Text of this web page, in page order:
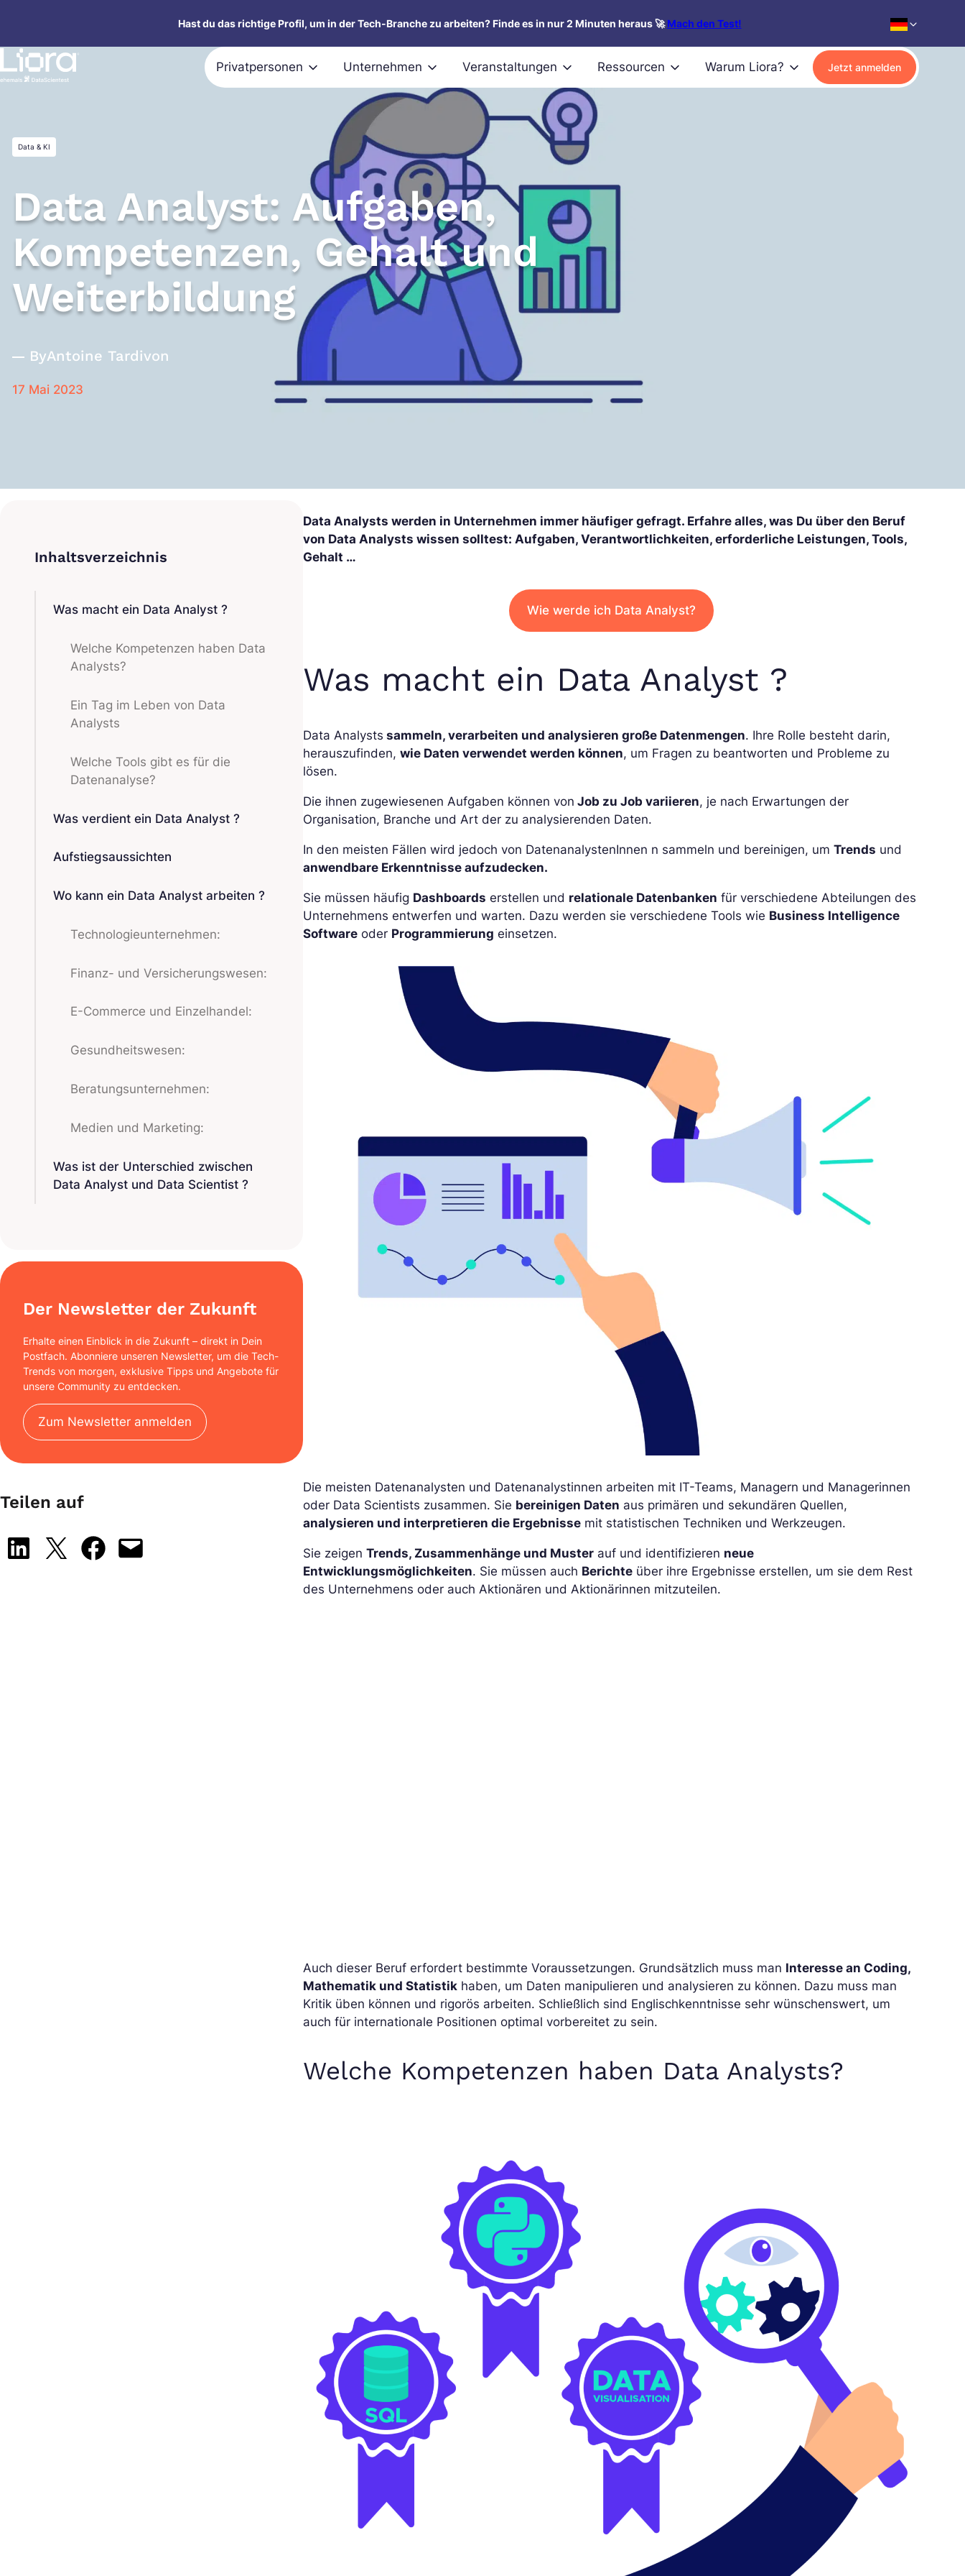
springen
Hast du das richtige Profil, um in der Tech-Branche zu arbeiten? Finde es in nur 2 Minuten heraus 🚀Mach den Test!
Privatpersonen Unternehmen Veranstaltungen Ressourcen Warum Liora? Jetzt anmelden
Data & KI
Data Analyst: Aufgaben,
Kompetenzen, Gehalt und
Weiterbildung
ByAntoine Tardivon
17 Mai 2023
Was macht ein Data Analyst ?
Welche Kompetenzen haben Data
Analysts?
Ein Tag im Leben von Data
Analysts
Welche Tools gibt es für die
Datenanalyse?
Was verdient ein Data Analyst ?
Aufstiegsaussichten
Wo kann ein Data Analyst arbeiten ?
Technologieunternehmen:
Finanz- und Versicherungswesen:
E-Commerce und Einzelhandel:
Gesundheitswesen:
Beratungsunternehmen:
Medien und Marketing:
Was ist der Unterschied zwischen
Data Analyst und Data Scientist ?
Der Newsletter der Zukunft
Erhalte einen Einblick in die Zukunft – direkt in Dein
Postfach. Abonniere unseren Newsletter, um die Tech-
Trends von morgen, exklusive Tipps und Angebote für
unsere Community zu entdecken.
Zum Newsletter anmelden
Teilen auf
Share on LinkedIn
Share on X Share on Facebook
Email this Page
Data Analysts werden in Unternehmen immer häufiger gefragt. Erfahre alles, was Du über den Beruf
von Data Analysts wissen solltest: Aufgaben, Verantwortlichkeiten, erforderliche Leistungen, Tools,
Gehalt …
Wie werde ich Data Analyst?
Was macht ein Data Analyst ?
Data Analysts sammeln, verarbeiten und analysieren große Datenmengen. Ihre Rolle besteht darin,
herauszufinden,wie Daten verwendet werden können, um Fragen zu beantworten und Probleme zu
lösen.
Die ihnen zugewiesenen Aufgaben können von Job zu Job variieren, je nach Erwartungen der
Organisation, Branche und Art der zu analysierenden Daten.
In den meisten Fällen wird jedoch von DatenanalystenInnen n sammeln und bereinigen, umTrends und
anwendbare Erkenntnisse aufzudecken.
Sie müssen häufig Dashboards erstellen und relationale Datenbanken für verschiedene Abteilungen des
Unternehmens entwerfen und warten. Dazu werden sie verschiedene Tools wie Business Intelligence
Software oder Programmierung einsetzen.
Die meisten Datenanalysten und Datenanalystinnen arbeiten mit IT-Teams, Managern und Managerinnen
oder Data Scientists zusammen. Sie bereinigen Daten aus primären und sekundären Quellen,
analysieren und interpretieren die Ergebnisse mit statistischen Techniken und Werkzeugen.
Sie zeigenTrends, Zusammenhänge und Muster auf und identifizieren neue
Entwicklungsmöglichkeiten. Sie müssen auch Berichte über ihre Ergebnisse erstellen, um sie dem Rest
des Unternehmens oder auch Aktionären und Aktionärinnen mitzuteilen.
Auch dieser Beruf erfordert bestimmte Voraussetzungen. Grundsätzlich muss man Interesse an Coding,
Mathematik und Statistik haben, um Daten manipulieren und analysieren zu können. Dazu muss man
Kritik üben können und rigorös arbeiten. Schließlich sind Englischkenntnisse sehr wünschenswert, um
auch für internationale Positionen optimal vorbereitet zu sein.
Welche Kompetenzen haben Data Analysts?